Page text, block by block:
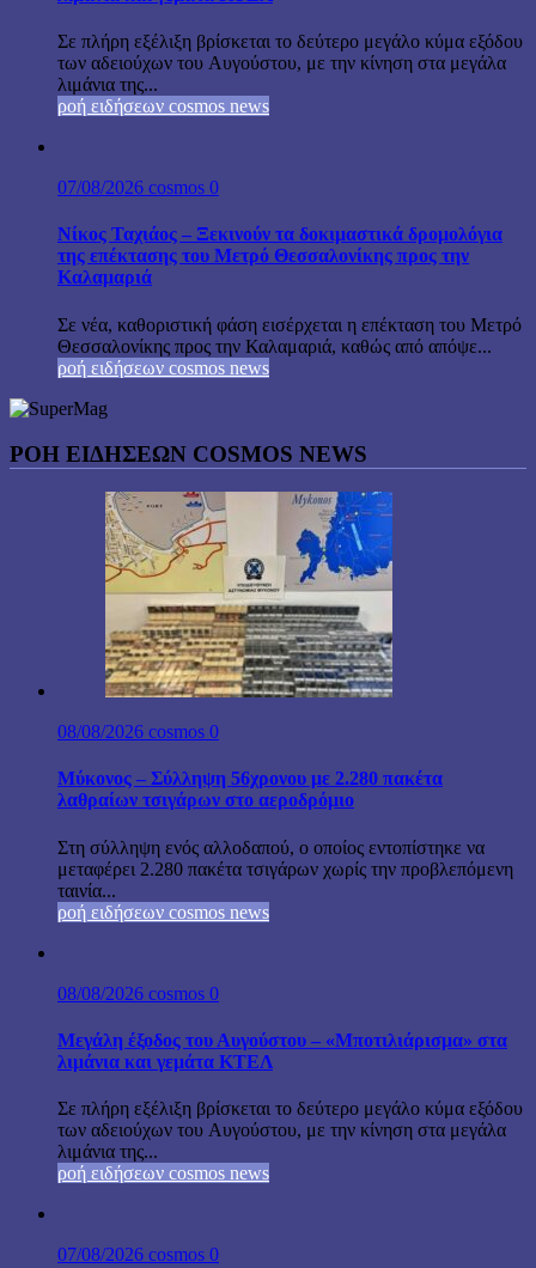
Σε πλήρη εξέλιξη βρίσκεται το δεύτερο μεγάλο κύμα εξόδου
των αδειούχων του Αυγούστου, με την κίνηση στα μεγάλα
λιμάνια της...
ροή ειδήσεων cosmos news
07/08/2026 cosmos 0
Νίκος Ταχιάος – Ξεκινούν τα δοκιμαστικά δρομολόγια
της επέκτασης του Μετρό Θεσσαλονίκης προς την
Καλαμαριά
Σε νέα, καθοριστική φάση εισέρχεται η επέκταση του Μετρό
Θεσσαλονίκης προς την Καλαμαριά, καθώς από απόψε...
ροή ειδήσεων cosmos news
ΡΟΉ ΕΙΔΉΣΕΩΝ COSMOS NEWS
08/08/2026 cosmos 0
Μύκονος – Σύλληψη 56χρονου με 2.280 πακέτα
λαθραίων τσιγάρων στο αεροδρόμιο
Στη σύλληψη ενός αλλοδαπού, ο οποίος εντοπίστηκε να
μεταφέρει 2.280 πακέτα τσιγάρων χωρίς την προβλεπόμενη
ταινία...
ροή ειδήσεων cosmos news
08/08/2026 cosmos 0
Μεγάλη έξοδος του Αυγούστου – «Μποτιλιάρισμα» στα
λιμάνια και γεμάτα ΚΤΕΛ
Σε πλήρη εξέλιξη βρίσκεται το δεύτερο μεγάλο κύμα εξόδου
των αδειούχων του Αυγούστου, με την κίνηση στα μεγάλα
λιμάνια της...
ροή ειδήσεων cosmos news
07/08/2026 cosmos 0